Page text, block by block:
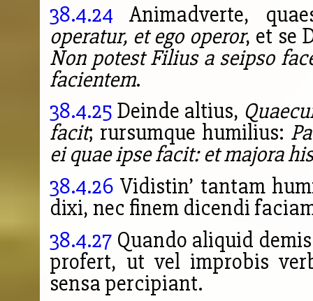
38.4.24 Animadverte,
operatur, et ego operor, et se
Non potest Filius a seipso
facientem.
38.4.25 Deinde altius,
facit; rursumque humilius:
ei quae ipse facit: et majora
38.4.26 Vidistin’ tantam
dixi, nec finem dicendi
38.4.27Quando aliquid
profert, ut vel improbis
sensa percipiant.